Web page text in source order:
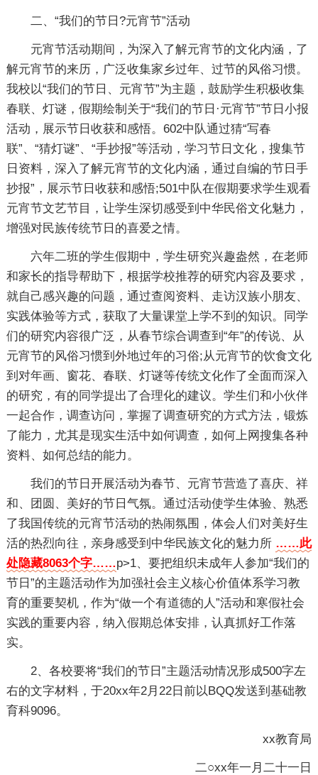
二、“我们的节日?元宵节”活动
元宵节活动期间，为深入了解元宵节的文化内涵，了
解元宵节的来历，广泛收集家乡过年、过节的风俗习惯。
我校以“我们的节日、元宵节”为主题，鼓励学生积极收集
春联、灯谜，假期绘制关于“我们的节日·元宵节”节日小报
活动，展示节日收获和感悟。602中队通过猜“写春
联”、“猜灯谜”、“手抄报”等活动，学习节日文化，搜集节
日资料，深入了解元宵节的文化内涵，通过自编的节日手
抄报”，展示节日收获和感悟;501中队在假期要求学生观看
元宵节文艺节目，让学生深切感受到中华民俗文化魅力，
增强对民族传统节日的喜爱之情。
六年二班的学生假期中，学生研究兴趣盎然，在老师
和家长的指导帮助下，根据学校推荐的研究内容及要求，
就自己感兴趣的问题，通过查阅资料、走访汉族小朋友、
实践体验等方式，获取了大量课堂上学不到的知识。同学
们的研究内容很广泛，从春节综合调查到“年”的传说、从
元宵节的风俗习惯到外地过年的习俗;从元宵节的饮食文化
到对年画、窗花、春联、灯谜等传统文化作了全面而深入
的研究，有的同学提出了合理化的建议。学生们和小伙伴
一起合作，调查访问，掌握了调查研究的方式方法，锻炼
了能力，尤其是现实生活中如何调查，如何上网搜集各种
资料、如何总结的能力。
我们的节日开展活动为春节、元宵节营造了喜庆、祥
和、团圆、美好的节日气氛。通过活动使学生体验、熟悉
了我国传统的元宵节活动的热闹氛围，体会人们对美好生
活的热烈向往，亲身感受到中华民族文化的魅力所 ……此
处隐藏8063个字……p>1、要把组织未成年人参加“我们的
节日”的主题活动作为加强社会主义核心价值体系学习教
育的重要契机，作为“做一个有道德的人”活动和寒假社会
实践的重要内容，纳入假期总体安排，认真抓好工作落
实。
2、各校要将“我们的节日”主题活动情况形成500字左
右的文字材料，于20xx年2月22日前以BQQ发送到基础教
育科9096。
xx教育局
二○xx年一月二十一日